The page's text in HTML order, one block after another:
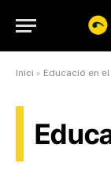
Inici » Educació en